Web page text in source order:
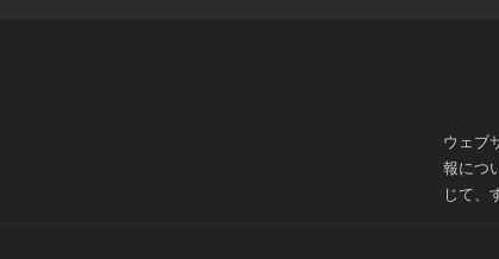
ウェブ
報につ
じて、